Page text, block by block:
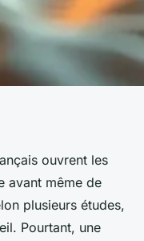
du
réveil
ouvrent les
avant même de
plusieurs études,
Pourtant, une